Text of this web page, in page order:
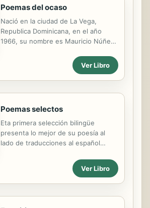
española contemporánea.
Poemas del ocaso
Nació en la ciudad de La Vega,
Republica Dominicana, en el año
1966, su nombre es Mauricio Núñez
el pseudónimo de MAURO MARTE.-
Ver Libro
Poemas selectos
Eta primera selección bilingüe
presenta lo mejor de su poesía al
lado de traducciones al español
volumen. Se trata de un juego
encantador de idiomas que revolotea
con sus experiencias como poeta
Ver Libro